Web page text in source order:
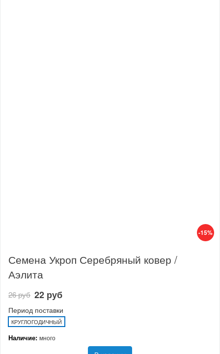
-15%
Семена Укроп Серебряный ковер /
Аэлита
26 руб 22 руб
Период поставки
КРУГЛОГОДИЧНЫЙ
Наличие: много